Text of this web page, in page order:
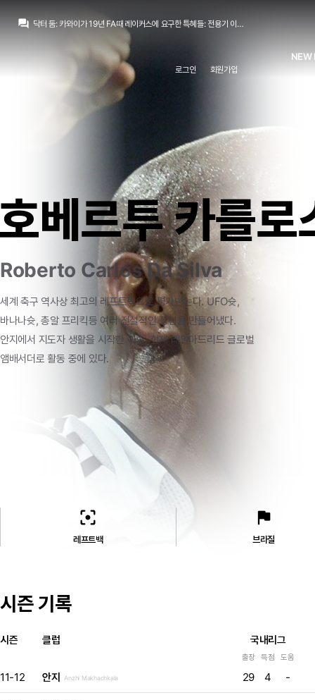
question_answer 닥터 둠:카와이가 19년 FA때 레이커스에 요구한 특혜들: 전용기 이용 권한, 무상 주택 제공, 경기 외적인 보장 수익, 그리고 구단 지분 제공 요구
임마야 닉값할려고 둠맘 한거다...
ㅋㅋ 둠프리스 팬이었구나.. 근데 진짜 레알 오면 빌드업 때문에 힘들어할듯
둠맘하기 참 힘드네요...
The Athletic) 무리뉴, 넷플릭스 다큐로 복귀
ㅇㅇ 둠프리스는 걍 운동능력 하나로 버티는 선수지 빌드업은 답도없음 ㅋㅋ
주전 먹을 일은 없을거 같긴함
레이커스는 CBA 협약 위반이라 판단해 거절
NEW
로그인 회원가입
베르투 카를로
Roberto Carlos Da Silva
세계 축구 역사상 최고의 레프트백으로 평가받는다. UFO슛,
바나나슛, 총알 프리킥등 여러전설적인장면을 만들어냈다.
안지에서 지도자 생활을 시작한 이후,현재레알마드리드 글로벌
앰배서더로 활동 중에 있다.
filter_center_focus
레프트백
flag
브라질
시즌 기록
시즌 클럽 국내리그
출장 득점 도움
11-12 안지 Anzhi Makhachkala 29 4 -